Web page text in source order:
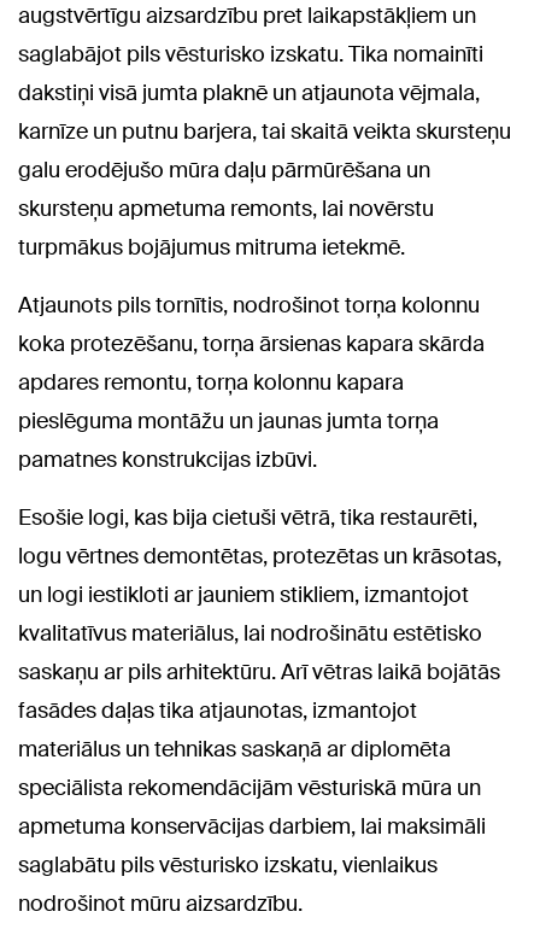
augstvērtīgu aizsardzību pret laikapstākļiem un
saglabājot pils vēsturisko izskatu. Tika nomainīti
dakstiņi visā jumta plaknē un atjaunota vējmala,
karnīze un putnu barjera, tai skaitā veikta skursteņu
galu erodējušo mūra daļu pārmūrēšana un
skursteņu apmetuma remonts, lai novērstu
turpmākus bojājumus mitruma ietekmē.
Atjaunots pils tornītis, nodrošinot torņa kolonnu
koka protezēšanu, torņa ārsienas kapara skārda
apdares remontu, torņa kolonnu kapara
pieslēguma montāžu un jaunas jumta torņa
pamatnes konstrukcijas izbūvi.
Esošie logi, kas bija cietuši vētrā, tika restaurēti,
logu vērtnes demontētas, protezētas un krāsotas,
un logi iestikloti ar jauniem stikliem, izmantojot
kvalitatīvus materiālus, lai nodrošinātu estētisko
saskaņu ar pils arhitektūru. Arī vētras laikā bojātās
fasādes daļas tika atjaunotas, izmantojot
materiālus un tehnikas saskaņā ar diplomēta
speciālista rekomendācijām vēsturiskā mūra un
apmetuma konservācijas darbiem, lai maksimāli
saglabātu pils vēsturisko izskatu, vienlaikus
nodrošinot mūru aizsardzību.